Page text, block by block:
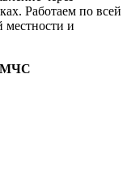
Работаем по всей
местности и
МЧС